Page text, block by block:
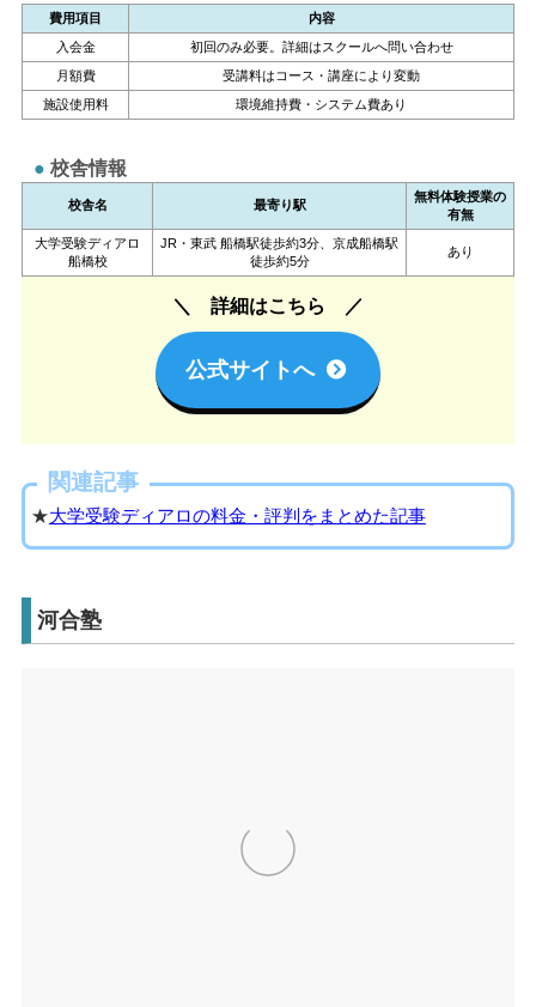
費用項目
内容
入会金
初回のみ必要。詳細はスクールへ問い合わせ
月額費
受講料はコース・講座により変動
施設使用料
環境維持費・システム費あり
校舎情報
校舎名 最寄り駅
無料体験授業の
有無
大学受験ディアロ
船橋校
JR・東武 船橋駅徒歩約3分、京成船橋駅
徒歩約5分
あり
詳細はこちら
公式サイトへ
関連記事
★大学受験ディアロの料金・評判をまとめた記事
河合塾